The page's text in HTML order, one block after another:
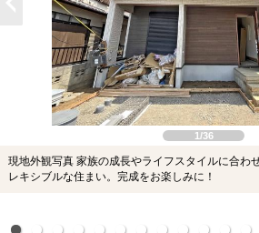
1/36
現地外観写真 家族の成長やライフスタイルに合
レキシブルな住まい。完成をお楽しみに！